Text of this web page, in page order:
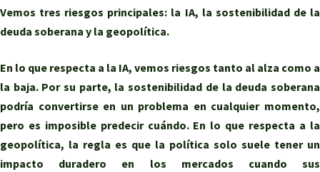
Vemos tres riesgos principales: la IA, la sostenibilidad de la
deuda soberana y la geopolítica.
En lo que respecta a la IA, vemos riesgos tanto al alza como a
la baja. Por su parte, la sostenibilidad de la deuda soberana
podría convertirse en un problema en cualquier momento,
pero es imposible predecir cuándo. En lo que respecta a la
geopolítica, la regla es que la política solo suele tener un
impacto duradero en los mercados cuando sus